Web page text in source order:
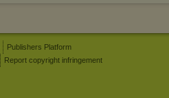
Publishers Platform
Report copyright infringement